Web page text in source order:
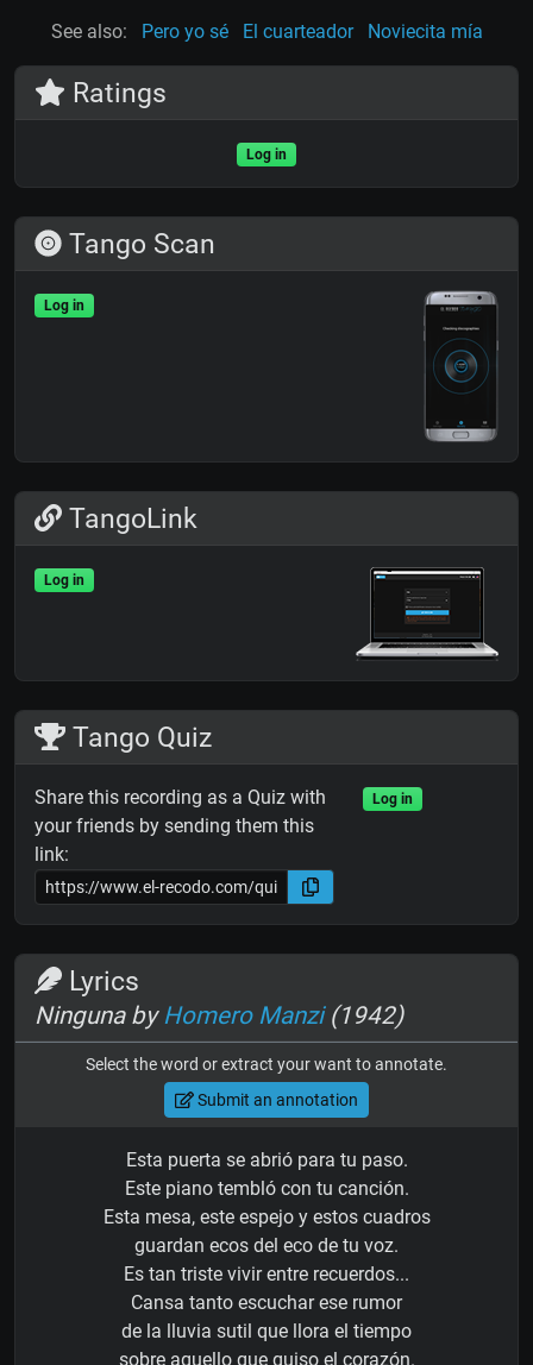
See also: Pero yo sé El cuarteador Noviecita mía
Ratings
Log in
Tango Scan
Log in
TangoLink
Log in
Tango Quiz
Share this recording as a Quiz with
your friends by sending them this
link:
Log in
Lyrics
Ninguna byHomero Manzi(1942)
Select the word or extract your want to annotate.
Submit an annotation
Esta puerta se abrió para tu paso.
Este piano tembló con tu canción.
Esta mesa, este espejo y estos cuadros
guardan ecos del eco de tu voz.
Es tan triste vivir entre recuerdos...
Cansa tanto escuchar ese rumor
de la lluvia sutil que llora el tiempo
sobre aquello que quiso el corazón.